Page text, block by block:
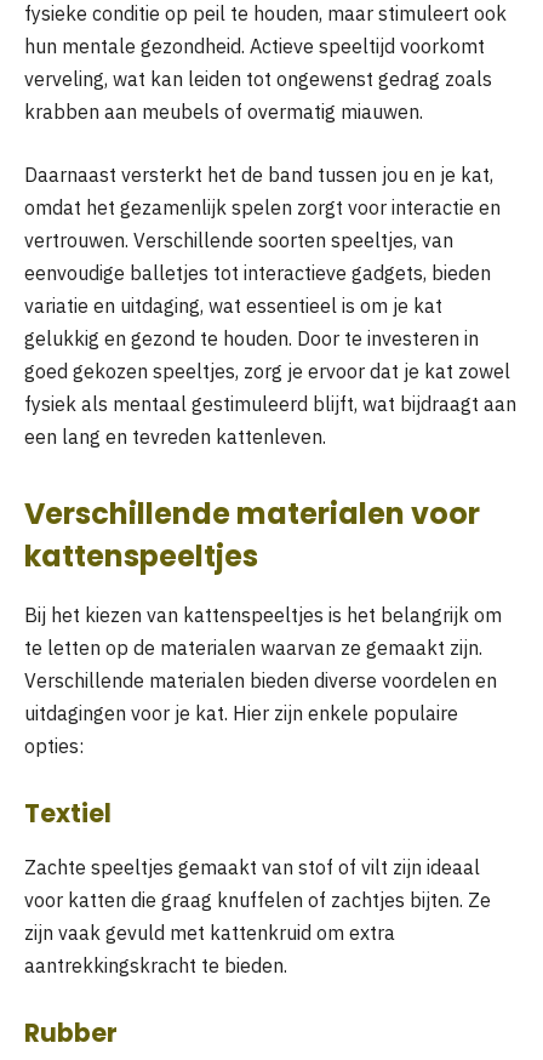
fysieke conditie op peil te houden, maar stimuleert ook
hun mentale gezondheid. Actieve speeltijd voorkomt
verveling, wat kan leiden tot ongewenst gedrag zoals
krabben aan meubels of overmatig miauwen.
Daarnaast versterkt het de band tussen jou en je kat,
omdat het gezamenlijk spelen zorgt voor interactie en
vertrouwen. Verschillende soorten speeltjes, van
eenvoudige balletjes tot interactieve gadgets, bieden
variatie en uitdaging, wat essentieel is om je kat
gelukkig en gezond te houden. Door te investeren in
goed gekozen speeltjes, zorg je ervoor dat je kat zowel
fysiek als mentaal gestimuleerd blijft, wat bijdraagt aan
een lang en tevreden kattenleven.
Verschillende materialen voor
kattenspeeltjes
Bij het kiezen van kattenspeeltjes is het belangrijk om
te letten op de materialen waarvan ze gemaakt zijn.
Verschillende materialen bieden diverse voordelen en
uitdagingen voor je kat. Hier zijn enkele populaire
opties:
Textiel
Zachte speeltjes gemaakt van stof of vilt zijn ideaal
voor katten die graag knuffelen of zachtjes bijten. Ze
zijn vaak gevuld met kattenkruid om extra
aantrekkingskracht te bieden.
Rubber